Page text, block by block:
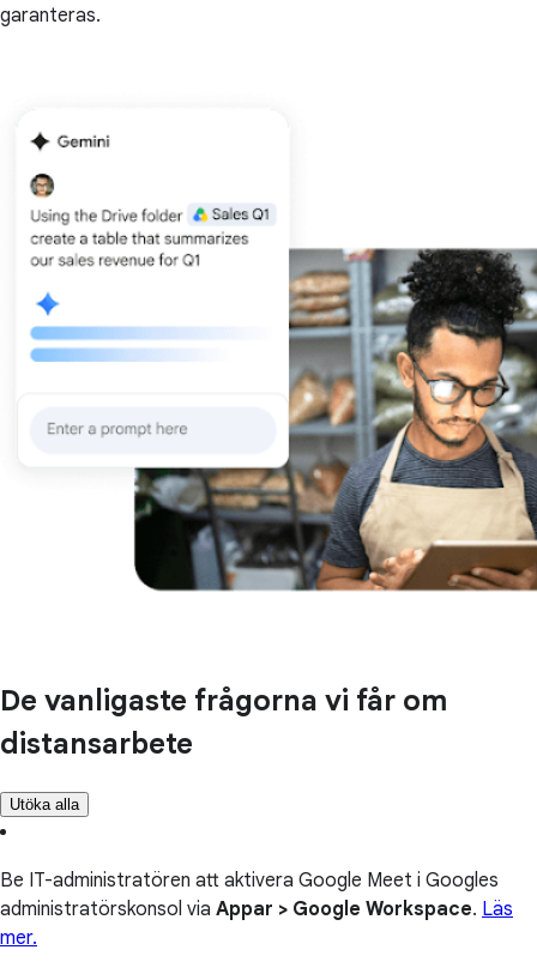
garanteras.
De vanligaste frågorna vi får om
distansarbete
Utöka alla
Be IT-administratören att aktivera Google Meet i Googles
administratörskonsol via Appar > Google Workspace. Läs
mer.